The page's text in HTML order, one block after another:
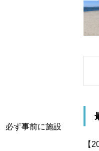
必ず事前に施設
【